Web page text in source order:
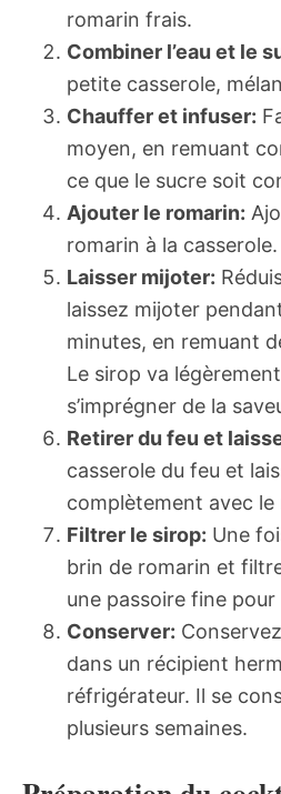
romarin frais.
Combiner l’eau et le
petite casserole,
Chauffer et infuser:
moyen, en remuant
ce que le sucre soit
Ajouter le romarin:
romarin à la casserole.
Laisser mijoter:
laissez mijoter
minutes, en remuant
Le sirop va
s’imprégner de la
Retirer du feu et
casserole du feu et
complètement avec
Filtrer le sirop: Une
brin de romarin et
une passoire fine
Conserver:
dans un récipient
réfrigérateur. Il se
plusieurs semaines.